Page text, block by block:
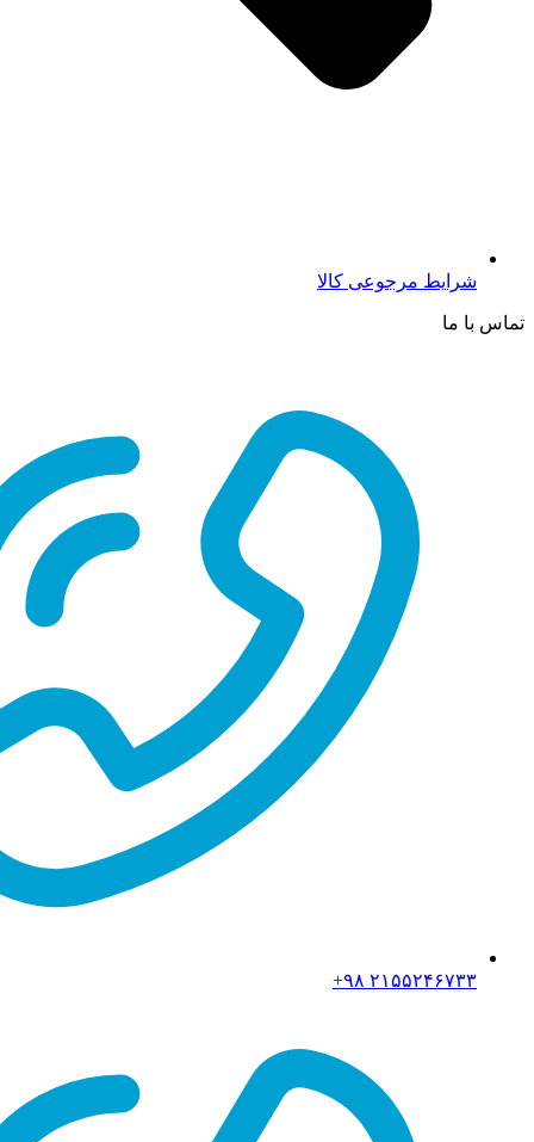
شرایط مرجوعی کالا
تماس با ما
۲۱۵۵۲۴۶۷۳۳ ۹۸+